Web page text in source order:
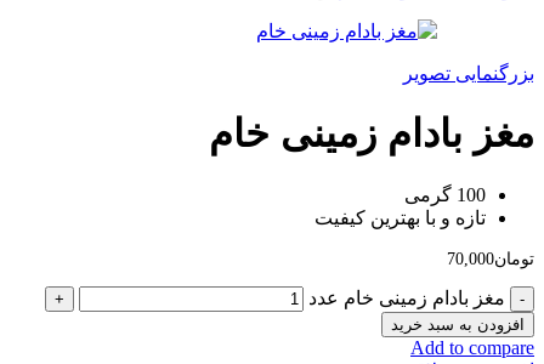
بزرگنمایی تصویر
مغز بادام زمینی خام
100 گرمی
تازه و با بهترین کیفیت
تومان70,000
مغز بادام زمینی خام عدد
افزودن به سبد خرید
Add to compare